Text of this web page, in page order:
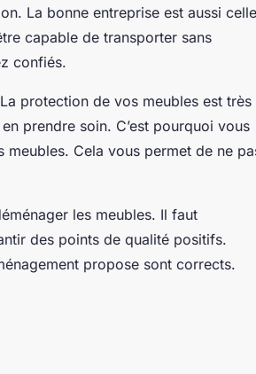
La bonne entreprise est aussi celle
capable de transporter sans
confiés.
protection de vos meubles est très
prendre soin. C’est pourquoi vous
meubles. Cela vous permet de ne
les meubles. Il faut
des points de qualité positifs.
propose sont corrects.